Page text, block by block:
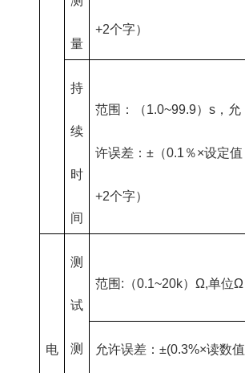
量
+2个字）
持
续
时
间
范围：（1.0~99.9）s，允
许误差：±（0.1％×设定值
+2个字）
电
测
试
测
范围:（0.1~20k）Ω,单位Ω
允许误差：±(0.3%×读数值